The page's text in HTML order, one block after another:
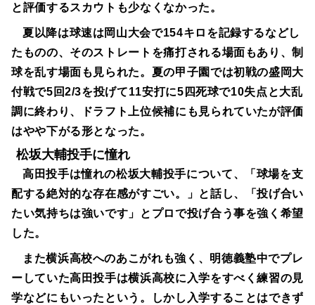
と評価するスカウトも少なくなかった。
夏以降は球速は岡山大会で154キロを記録するなどし
たものの、そのストレートを痛打される場面もあり、制
球を乱す場面も見られた。夏の甲子園では初戦の盛岡大
付戦で5回2/3を投げて11安打に5四死球で10失点と大乱
調に終わり、ドラフト上位候補にも見られていたが評価
はやや下がる形となった。
松坂大輔投手に憧れ
高田投手は憧れの松坂大輔投手について、「球場を支
配する絶対的な存在感がすごい。」と話し、「投げ合い
たい気持ちは強いです」とプロで投げ合う事を強く希望
した。
また横浜高校へのあこがれも強く、明徳義塾中でプレ
ーしていた高田投手は横浜高校に入学をすべく練習の見
学などにもいったという。しかし入学することはできず